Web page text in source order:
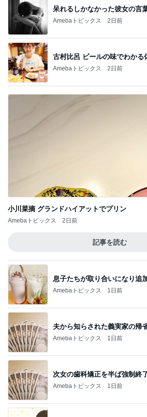
呆れるしかなかった彼女の言
Amebaトピックス 2日前
古村比呂 ビールの味でわかる
Amebaトピックス 2日前
小川菜摘 グランドハイアットでプリン
Amebaトピックス 2日前
記事を読む
息子たちが取り合いになり追
Amebaトピックス 1日前
夫から知らされた義実家の帰
Amebaトピックス 1日前
次女の歯科矯正を半ば強制終
Amebaトピックス 1日前